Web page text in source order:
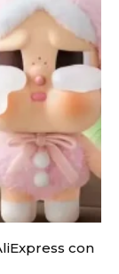
con